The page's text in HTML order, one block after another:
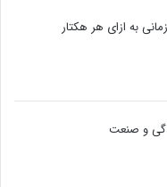
به ازای هر هکتار
و صنعت